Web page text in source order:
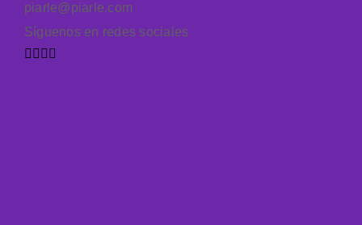
piarle@piarle.com
Síguenos en redes sociales